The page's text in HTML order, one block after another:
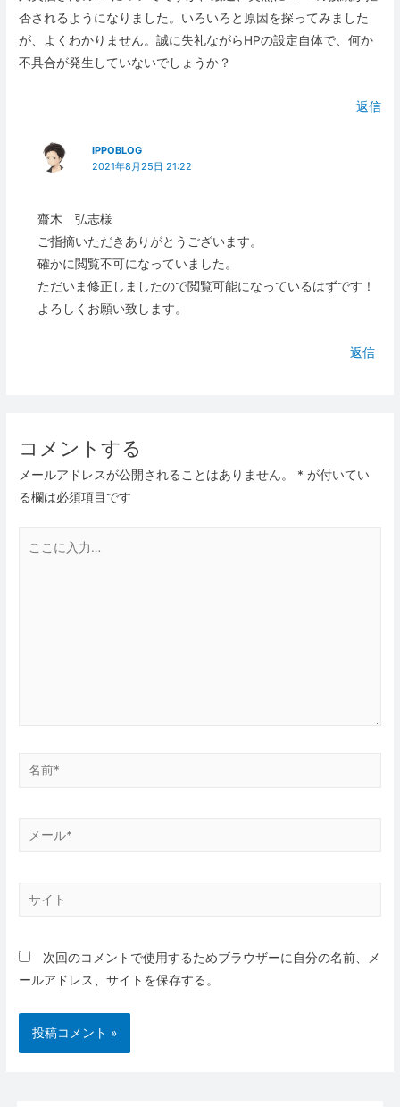
否されるようになりました。いろいろと原因を探ってみました
が、よくわかりません。誠に失礼ながらHPの設定自体で、何か
不具合が発生していないでしょうか？
返信
IPPOBLOG
2021年8月25日 21:22
齋木 弘志様
ご指摘いただきありがとうございます。
確かに閲覧不可になっていました。
ただいま修正しましたので閲覧可能になっているはずです！
よろしくお願い致します。
返信
コメントする
メールアドレスが公開されることはありません。 * が付いてい
る欄は必須項目です
次回のコメントで使用するためブラウザーに自分の名前、メ
ールアドレス、サイトを保存する。